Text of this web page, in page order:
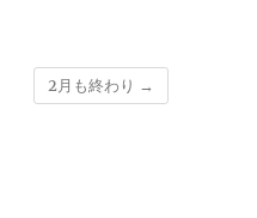
2月も終わり →